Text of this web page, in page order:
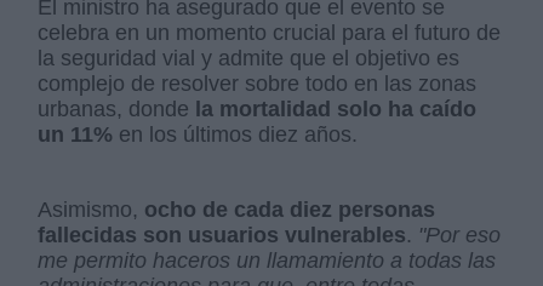
El ministro ha asegurado que el evento se
celebra en un momento crucial para el futuro de
la seguridad vial y admite que el objetivo es
complejo de resolver sobre todo en las zonas
urbanas, donde la mortalidad solo ha caído
un 11% en los últimos diez años.
Asimismo, ocho de cada diez personas
fallecidas son usuarios vulnerables. "Por eso
me permito haceros un llamamiento a todas las